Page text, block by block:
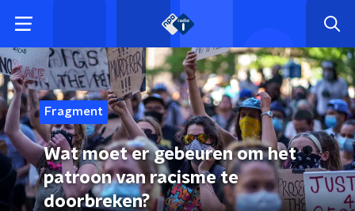
Fragment
Wat moet er gebeuren om het
patroon van racisme te
doorbreken?